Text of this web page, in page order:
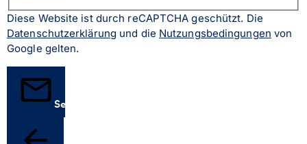
Diese Website ist durch reCAPTCHA geschützt. Die
Datenschutzerklärung und die Nutzungsbedingungen von
Google gelten.
Senden